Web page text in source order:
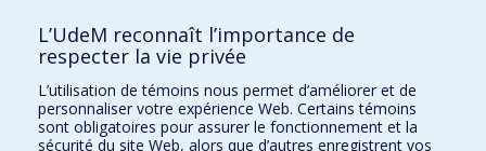
Comment soutenir l'École?
BESOIN D'AIDE?
Plan du site
Signaler une erreur
L’UdeM reconnaît l’importance de
respecter la vie privée
L’utilisation de témoins nous permet d’améliorer et de
personnaliser votre expérience Web. Certains témoins
sont obligatoires pour assurer le fonctionnement et la
sécurité du site Web, alors que d’autres enregistrent vos